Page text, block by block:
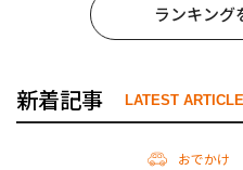
ランキング
新着記事 LATEST ARTICLE
おでかけ